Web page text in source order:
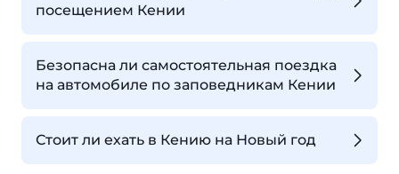
посещением Кении
Безопасна ли самостоятельная поездка
на автомобиле по заповедникам Кении
Стоит ли ехать в Кению на Новый год